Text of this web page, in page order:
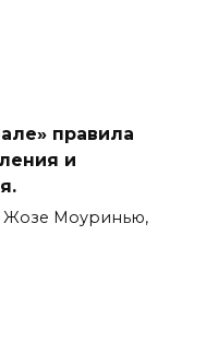
правила
и
Жозе Моуринью,